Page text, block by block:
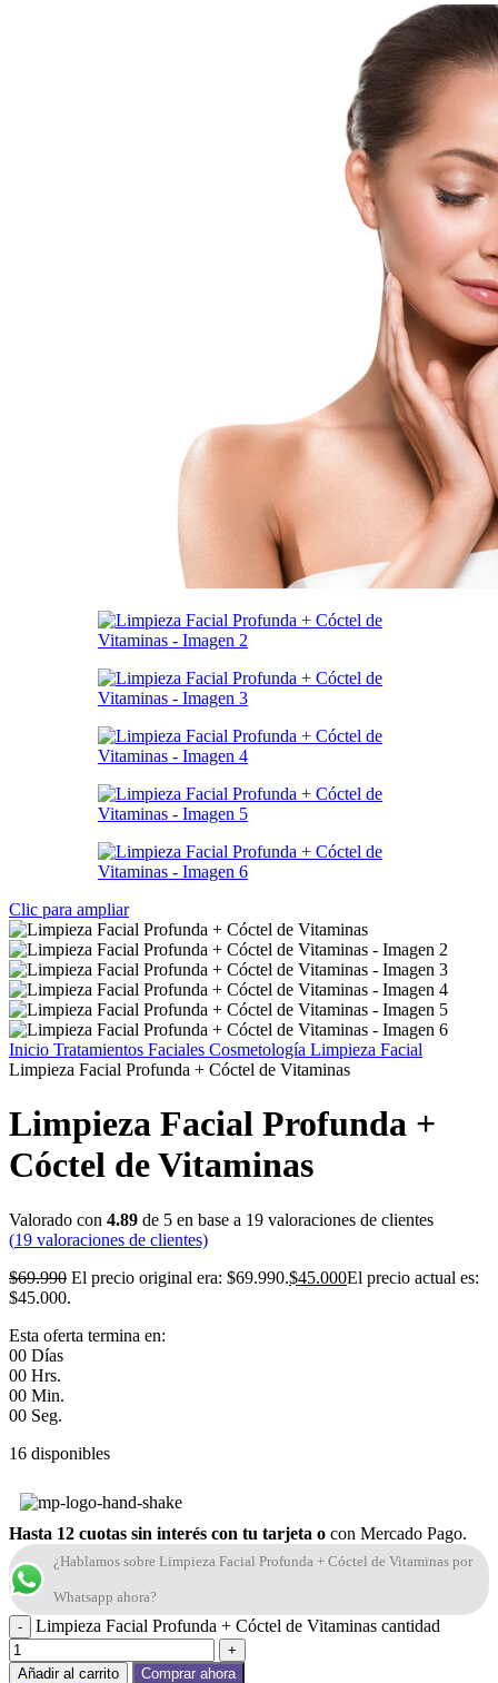
Clic para ampliar
Inicio Tratamientos Faciales Cosmetología Limpieza Facial
Limpieza Facial Profunda + Cóctel de Vitaminas
Limpieza Facial Profunda +
Cóctel de Vitaminas
Valorado con 4.89 de 5 en base a 19 valoraciones de clientes
(19 valoraciones de clientes)
$69.990 El precio original era: $69.990.$45.000El precio actual es:
$45.000.
Esta oferta termina en:
00 Días
00 Hrs.
00 Min.
00 Seg.
16 disponibles
Hasta 12 cuotas sin interés con tu tarjeta o con Mercado Pago.
¿Hablamos sobre Limpieza Facial Profunda + Cóctel de Vitaminas por
Whatsapp ahora?
Limpieza Facial Profunda + Cóctel de Vitaminas cantidad
Añadir al carrito Comprar ahora